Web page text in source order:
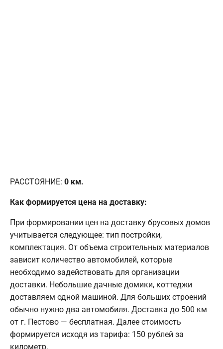
РАССТОЯНИЕ: 0 км.
Как формируется цена на доставку:
При формировании цен на доставку брусовых домов
учитывается следующее: тип постройки,
комплектация. От объема строительных материалов
зависит количество автомобилей, которые
необходимо задействовать для организации
доставки. Небольшие дачные домики, коттеджи
доставляем одной машиной. Для больших строений
обычно нужно два автомобиля. Доставка до 500 км
от г. Пестово — бесплатная. Далее стоимость
формируется исходя из тарифа: 150 рублей за
километр.